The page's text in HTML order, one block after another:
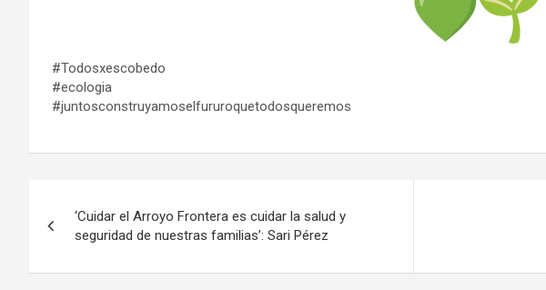
#Todosxescobedo
#ecologia
#juntosconstruyamoselfururoquetodosqueremos
de
entradas
‘Cuidar el Arroyo Frontera es cuidar la salud y
seguridad de nuestras familias’: Sari Pérez